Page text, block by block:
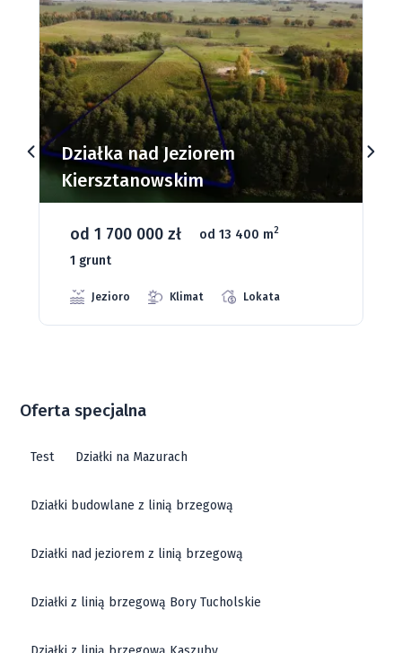
Działka nad Jeziorem
Kiersztanowskim
od 1 700 000 zł od 13 400 m2
1 grunt
Jezioro Klimat Lokata
Oferta specjalna
Test Działki na Mazurach
Działki budowlane z linią brzegową
Działki nad jeziorem z linią brzegową
Działki z linią brzegową Bory Tucholskie